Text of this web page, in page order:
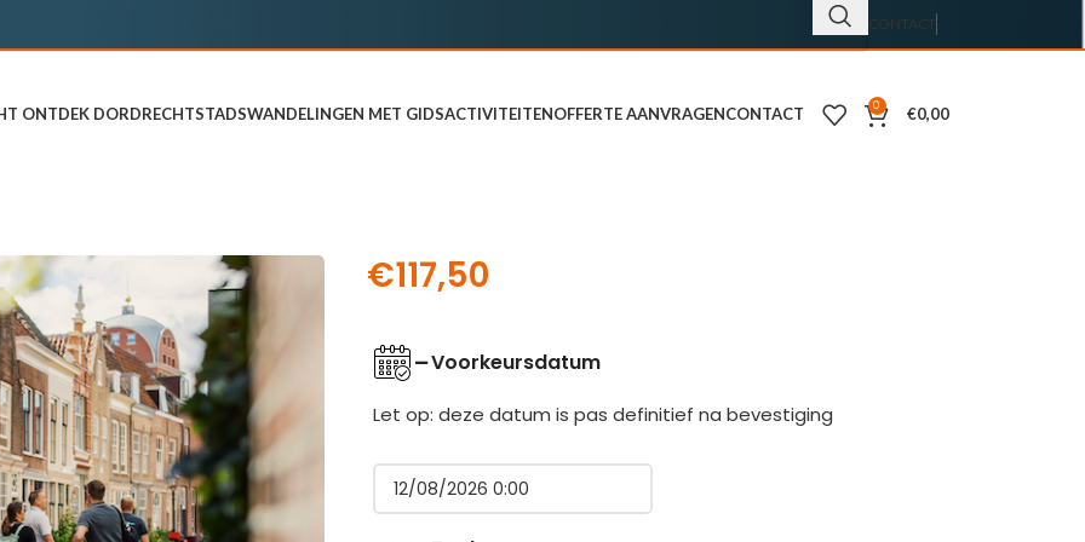
CONTACT
ONTDEK DORDRECHTSTADSWANDELINGEN MET GIDSACTIVITEITENOFFERTE AANVRAGENCONTACT 0 €0,00
€117,50
Voorkeursdatum
Let op: deze datum is pas definitief na bevestiging